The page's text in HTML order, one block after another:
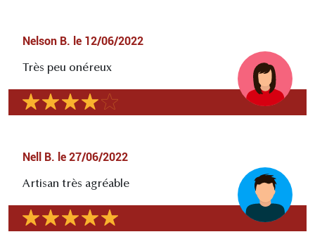
Nelson B. le 12/06/2022
Très peu onéreux
Nell B. le 27/06/2022
Artisan très agréable